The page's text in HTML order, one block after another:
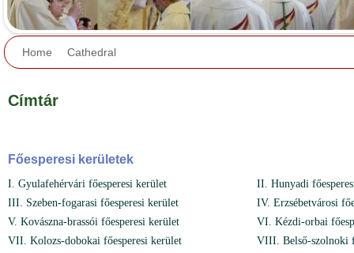
Home Cathedral
Címtár
Főesperesi kerületek
I. Gyulafehérvári főesperesi kerület
II. Hunyadi
III. Szeben-fogarasi főesperesi kerület
IV. Erzsébetvárosi
V. Kovászna-brassói főesperesi kerület
VI. Kézdi-orbai
VII. Kolozs-dobokai főesperesi kerület
VIII. Belső-szolnoki